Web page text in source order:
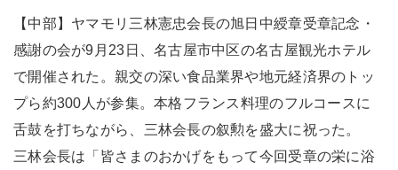
【中部】ヤマモリ三林憲忠会長の旭日中綬章受章記念・
感謝の会が9月23日、名古屋市中区の名古屋観光ホテル
で開催された。親交の深い食品業界や地元経済界のトッ
プら約300人が参集。本格フランス料理のフルコースに
舌鼓を打ちながら、三林会長の叙勲を盛大に祝った。
三林会長は「皆さまのおかげをもって今回受章の栄に浴